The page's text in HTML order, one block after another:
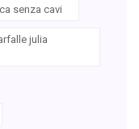
senza cavi
julia